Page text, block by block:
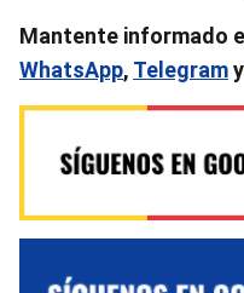
Mantente informado
WhatsApp, Telegramy